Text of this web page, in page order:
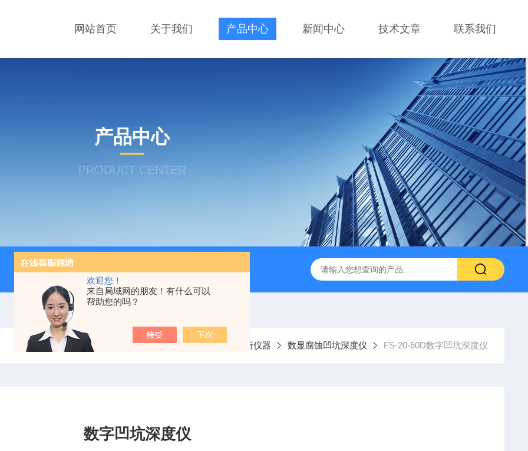
欢迎您！
来自局域网的朋友！有什么可以
帮助您的吗？
网站首页 关于我们 产品中心 新闻中心 技术文章 联系我们
产品中心
PRODUCT CENTER
当前位置： 产品中心 实验室检测分析仪器 数显腐蚀凹坑深度仪 FS-20-60D数字凹坑深度仪
数字凹坑深度仪